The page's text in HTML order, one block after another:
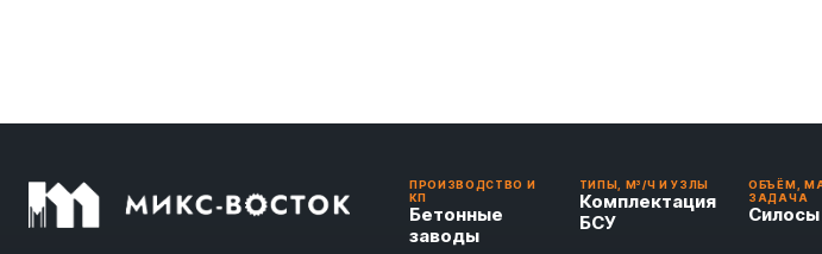
ПРОИЗВОДСТВО И
КП
Бетонные
заводы
ТИПЫ, М³/Ч И УЗЛЫ
Комплектация
БСУ
ОБЪЁМ,
ЗАДАЧА
Силосы